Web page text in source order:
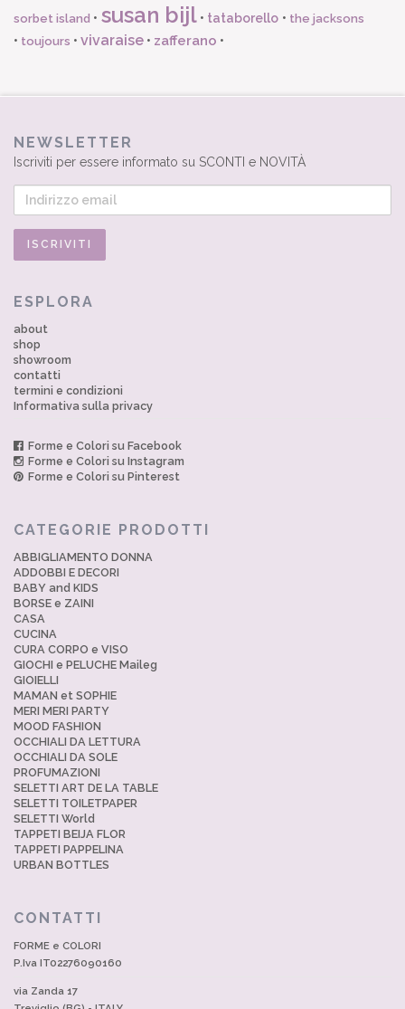
sorbet island • susan bijl• tataborello • the jacksons
• toujours • vivaraise • zafferano •
NEWSLETTER
Iscriviti per essere informato su SCONTI e NOVITÀ
ESPLORA
about
shop
showroom
contatti
termini e condizioni
Informativa sulla privacy
Forme e Colori su Facebook
Forme e Colori su Instagram
Forme e Colori su Pinterest
CATEGORIE PRODOTTI
ABBIGLIAMENTO DONNA
ADDOBBI E DECORI
BABY and KIDS
BORSE e ZAINI
CASA
CUCINA
CURA CORPO e VISO
GIOCHI e PELUCHE Maileg
GIOIELLI
MAMAN et SOPHIE
MERI MERI PARTY
MOOD FASHION
OCCHIALI DA LETTURA
OCCHIALI DA SOLE
PROFUMAZIONI
SELETTI ART DE LA TABLE
SELETTI TOILETPAPER
SELETTI World
TAPPETI BEIJA FLOR
TAPPETI PAPPELINA
URBAN BOTTLES
CONTATTI
FORME e COLORI
P.Iva IT02276090160
via Zanda 17